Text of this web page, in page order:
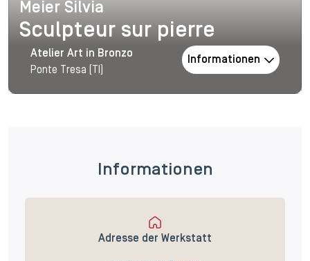
Meier Silvia
Meier Silvia
Sculpteur sur pierre
Atelier Art in Bronzo
Ponte Tresa (TI)
Informationen
Informationen
Adresse der Werkstatt